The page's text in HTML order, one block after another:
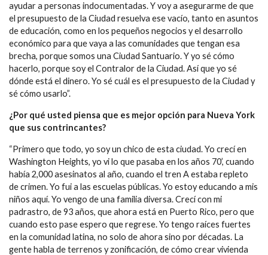
ayudar a personas indocumentadas. Y voy a asegurarme de que
el presupuesto de la Ciudad resuelva ese vacío, tanto en asuntos
de educación, como en los pequeños negocios y el desarrollo
económico para que vaya a las comunidades que tengan esa
brecha, porque somos una Ciudad Santuario. Y yo sé cómo
hacerlo, porque soy el Contralor de la Ciudad. Así que yo sé
dónde está el dinero. Yo sé cuál es el presupuesto de la Ciudad y
sé cómo usarlo”.
¿Por qué usted piensa que es mejor opción para Nueva York
que sus contrincantes?
“Primero que todo, yo soy un chico de esta ciudad. Yo crecí en
Washington Heights, yo vi lo que pasaba en los años 70’, cuando
había 2,000 asesinatos al año, cuando el tren A estaba repleto
de crimen. Yo fui a las escuelas públicas. Yo estoy educando a mis
niños aquí. Yo vengo de una familia diversa. Crecí con mi
padrastro, de 93 años, que ahora está en Puerto Rico, pero que
cuando esto pase espero que regrese. Yo tengo raíces fuertes
en la comunidad latina, no solo de ahora sino por décadas. La
gente habla de terrenos y zonificación, de cómo crear vivienda